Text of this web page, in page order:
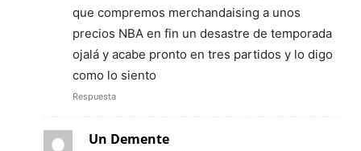
que compremos merchandaising a unos
precios NBA en fin un desastre de temporada
ojalá y acabe pronto en tres partidos y lo digo
como lo siento
Respuesta
Un Demente